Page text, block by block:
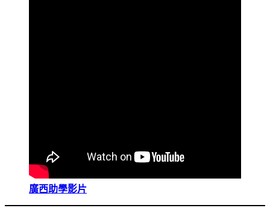
廣西助學影片